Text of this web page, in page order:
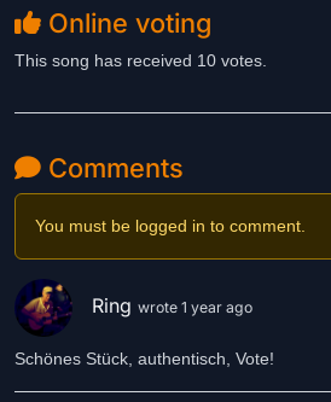
Online voting
This song has received 10 votes.
Comments
You must be logged in to comment.
Ring wrote 1 year ago
Schönes Stück, authentisch, Vote!